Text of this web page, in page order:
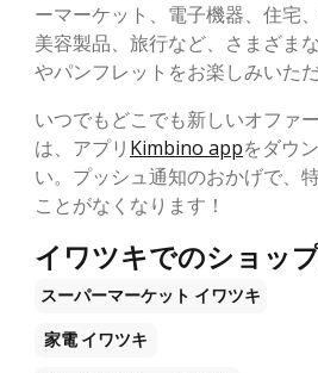
ーマーケット、電子機器、住宅
美容製品、旅行など、さまざま
やパンフレットをお楽しみいただ
いつでもどこでも新しいオファ
は、アプリ Kimbino appをダウ
い。プッシュ通知のおかげで、
ことがなくなります！
イワツキでのショッ
スーパーマーケット イワツキ
家電 イワツキ